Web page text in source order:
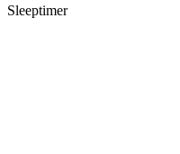
Sleeptimer